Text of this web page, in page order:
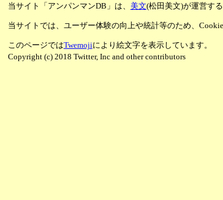
当サイト「アンパンマンDB」は、 美文(松田美文)が運営す
当サイトでは、ユーザー体験の向上や統計等のため、
このページではTwemojiにより絵文字を表示しています。
Copyright (c) 2018 Twitter, Inc and other contributors